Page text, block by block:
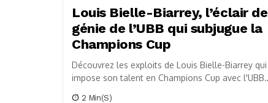
Louis Bielle-Biarrey, l’éclair de
génie de l’UBB qui subjugue la
Champions Cup
Découvrez les exploits de Louis Bielle-Biarrey qui
impose son talent en Champions Cup avec l'UBB,
2 Min(s)